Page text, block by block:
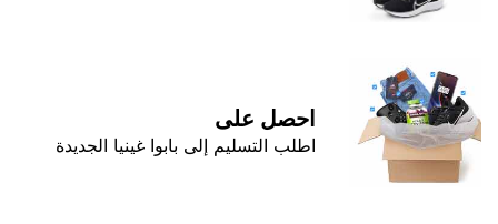
احصل على
اطلب التسليم إلى بابوا غينيا الجديدة